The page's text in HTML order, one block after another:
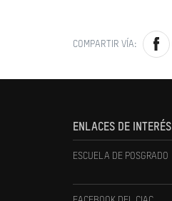
COMPARTIR VÍA:
ENLACES DE INTERÉS
ESCUELA DE POSGRADO